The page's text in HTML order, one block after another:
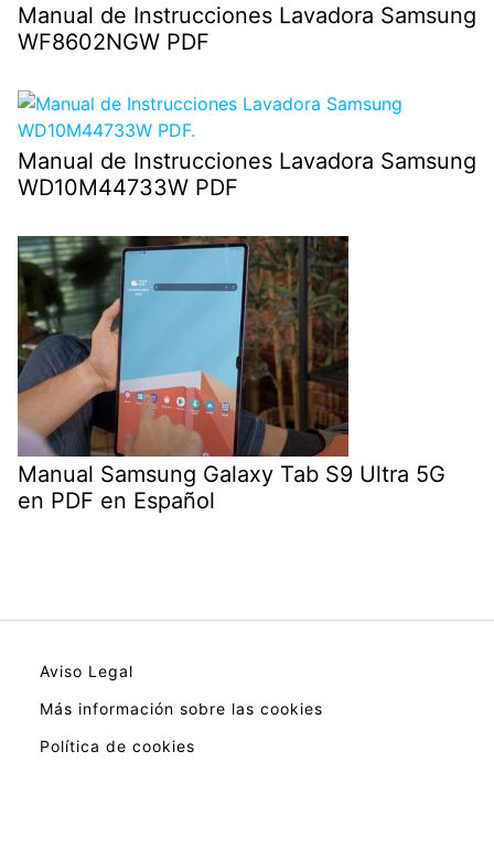
Manual de Instrucciones Lavadora Samsung
WF8602NGW PDF
Manual de Instrucciones Lavadora Samsung
WD10M44733W PDF
Manual Samsung Galaxy Tab S9 Ultra 5G
en PDF en Español
Aviso Legal
Más información sobre las cookies
Política de cookies